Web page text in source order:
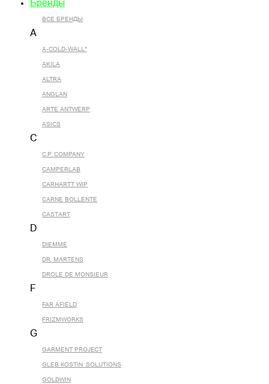
Бренды
ВСЕ БРЕНДЫ
A
A-COLD-WALL*
AKILA
ALTRA
ANGLAN
ARTE ANTWERP
ASICS
C
C.P. COMPANY
CAMPERLAB
CARHARTT WIP
CARNE BOLLENTE
CASTART
D
DIEMME
DR. MARTENS
DROLE DE MONSIEUR
F
FAR AFIELD
FRIZMWORKS
G
GARMENT PROJECT
GLEB KOSTIN .SOLUTIONS
GOLDWIN